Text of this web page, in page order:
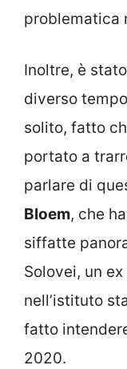
problematica
Inoltre, è
diverso
solito, fatto
portato a
parlare di
Bloem, che
siffatte
Solovei, un
nell’istituto
fatto
2020.